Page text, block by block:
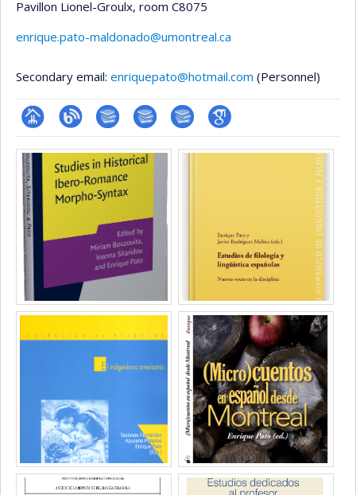
Pavillon Lionel-Groulx, room C8075
enrique.pato-maldonado@umontreal.ca
Secondary email: enriquepato@hotmail.com (Personnel)
Page
professionnelle
(faculté,département,école)
BlogueBibliographieBibliographieBibliographie
Google
Scholar
Media